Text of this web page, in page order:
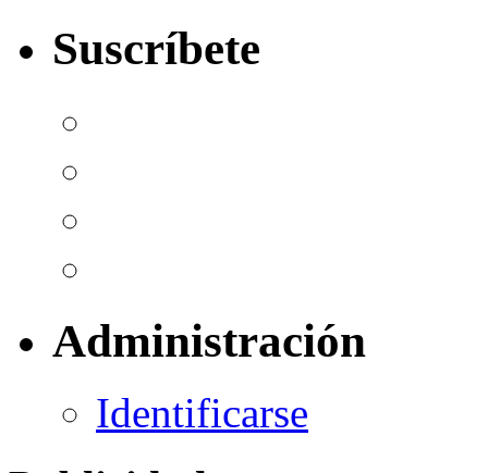
Suscríbete
Administración
Identificarse